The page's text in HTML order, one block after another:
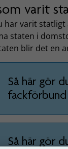
varit
har varit
staten i
blir det en
Så här gör
fackförbund
Så här gör